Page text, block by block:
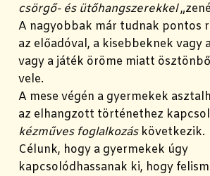
csörgő- és ütőhangszerekkel
A nagyobbak már tudnak pontos
az előadóval, a kisebbeknek vagy
vagy a játék öröme miatt
vele.
A mese végén a gyermekek
az elhangzott történethez
kézműves foglalkozás következik.
Célunk, hogy a gyermekek úgy
kapcsolódhassanak ki, hogy